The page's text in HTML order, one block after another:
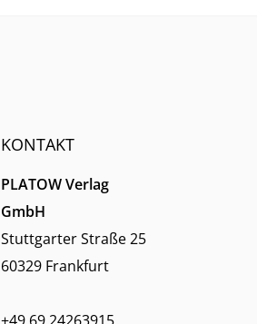
KONTAKT
PLATOW Verlag
GmbH
Stuttgarter Straße 25
60329 Frankfurt
+49 69 24263915